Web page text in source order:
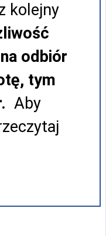
kolejny
odbiór
tym
Aby